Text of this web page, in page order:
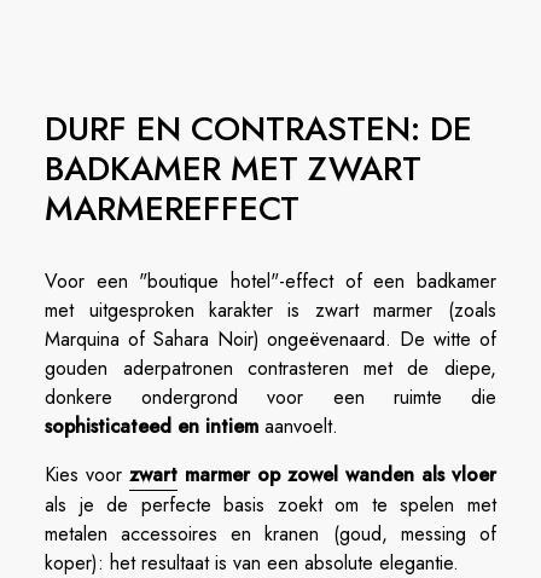
DURF EN CONTRASTEN: DE
BADKAMER MET ZWART
MARMEREFFECT
Voor een "boutique hotel"-effect of een badkamer
met uitgesproken karakter is zwart marmer (zoals
Marquina of Sahara Noir) ongeëvenaard. De witte of
gouden aderpatronen contrasteren met de diepe,
donkere ondergrond voor een ruimte die
sophisticateed en intiem aanvoelt.
Kies voorzwart marmer op zowel wanden als vloer
als je de perfecte basis zoekt om te spelen met
metalen accessoires en kranen (goud, messing of
koper): het resultaat is van een absolute elegantie.